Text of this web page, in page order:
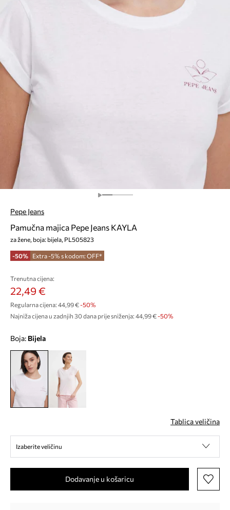
Pepe Jeans
Pamučna majica Pepe Jeans KAYLA
za žene, boja: bijela, PL505823
-50% Extra -5% s kodom: OFF*
Trenutna cijena:
22,49 €
Regularna cijena: 44,99 €-50%
Najniža cijena u zadnjih 30 dana prije sniženja: 44,99 € -50%
Boja: bijela
Tablica veličina
Izaberite veličinu
Dodavanje u košaricu